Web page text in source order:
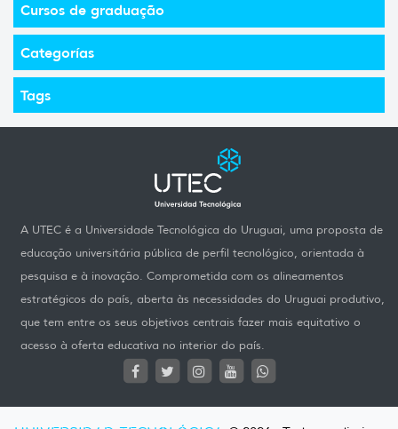
Cursos de graduação
Categorías
Tags
A UTEC é a Universidade Tecnológica do Uruguai, uma proposta de
educação universitária pública de perfil tecnológico, orientada à
pesquisa e à inovação. Comprometida com os alineamentos
estratégicos do país, aberta às necessidades do Uruguai produtivo,
que tem entre os seus objetivos centrais fazer mais equitativo o
acesso à oferta educativa no interior do país.